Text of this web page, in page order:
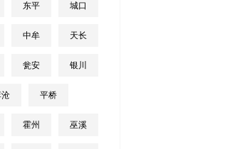
东平 城口
中牟 天长
瓮安 银川
平桥
霍州 巫溪